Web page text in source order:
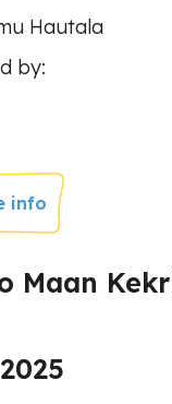
Hautala
by:
info
Maan